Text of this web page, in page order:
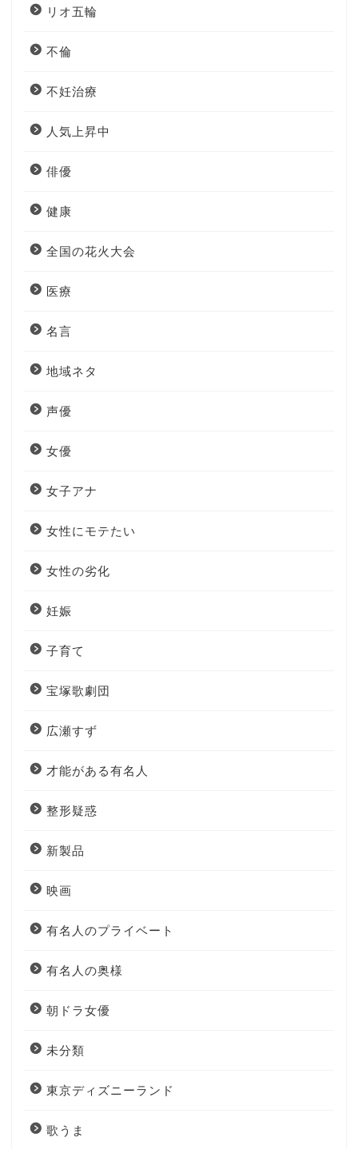
リオ五輪
不倫
不妊治療
人気上昇中
俳優
健康
全国の花火大会
医療
名言
地域ネタ
声優
女優
女子アナ
女性にモテたい
女性の劣化
妊娠
子育て
宝塚歌劇団
広瀬すず
才能がある有名人
整形疑惑
新製品
映画
有名人のプライベート
有名人の奥様
朝ドラ女優
未分類
東京ディズニーランド
歌うま